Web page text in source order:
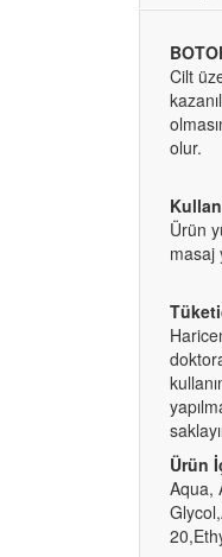
Cilt
olur.
Ürün
masaj
Ürün
Aqua,